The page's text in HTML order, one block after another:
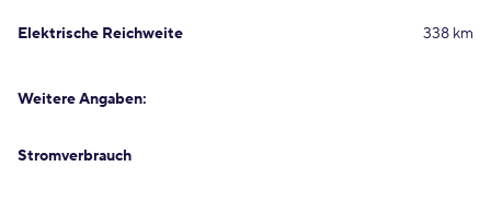
Elektrische Reichweite 338 km
Weitere Angaben:
Stromverbrauch